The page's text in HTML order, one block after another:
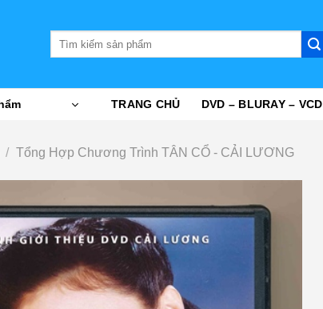
TRANG CHỦ DVD – BLURAY – VCD
/ Tổng Hợp Chương Trình TÂN CỔ - CẢI LƯƠNG